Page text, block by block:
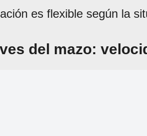
es flexible según la
del mazo: